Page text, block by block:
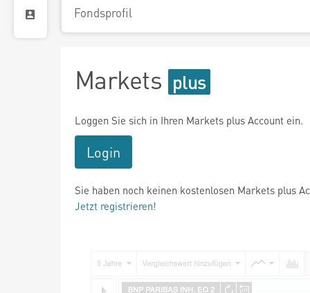
Fondsprofil
Markets
Loggen Sie sich in Ihren Markets plus Account ein.
Login
Sie haben noch keinen kostenlosen Markets plus
Jetzt registrieren!